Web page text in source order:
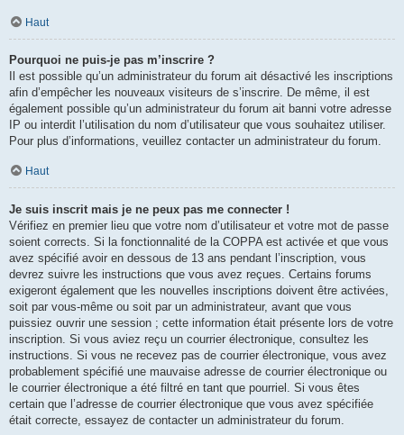
Haut
Pourquoi ne puis-je pas m’inscrire ?
Il est possible qu’un administrateur du forum ait désactivé les inscriptions
afin d’empêcher les nouveaux visiteurs de s’inscrire. De même, il est
également possible qu’un administrateur du forum ait banni votre adresse
IP ou interdit l’utilisation du nom d’utilisateur que vous souhaitez utiliser.
Pour plus d’informations, veuillez contacter un administrateur du forum.
Haut
Je suis inscrit mais je ne peux pas me connecter !
Vérifiez en premier lieu que votre nom d’utilisateur et votre mot de passe
soient corrects. Si la fonctionnalité de la COPPA est activée et que vous
avez spécifié avoir en dessous de 13 ans pendant l’inscription, vous
devrez suivre les instructions que vous avez reçues. Certains forums
exigeront également que les nouvelles inscriptions doivent être activées,
soit par vous-même ou soit par un administrateur, avant que vous
puissiez ouvrir une session ; cette information était présente lors de votre
inscription. Si vous aviez reçu un courrier électronique, consultez les
instructions. Si vous ne recevez pas de courrier électronique, vous avez
probablement spécifié une mauvaise adresse de courrier électronique ou
le courrier électronique a été filtré en tant que pourriel. Si vous êtes
certain que l’adresse de courrier électronique que vous avez spécifiée
était correcte, essayez de contacter un administrateur du forum.